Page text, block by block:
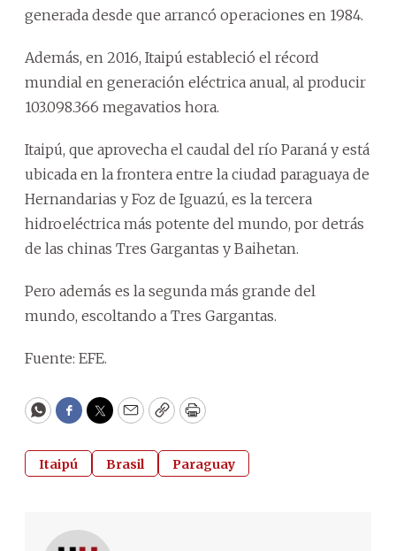
generada desde que arrancó operaciones en 1984.
Además, en 2016, Itaipú estableció el récord
mundial en generación eléctrica anual, al producir
103.098.366 megavatios hora.
Itaipú, que aprovecha el caudal del río Paraná y está
ubicada en la frontera entre la ciudad paraguaya de
Hernandarias y Foz de Iguazú, es la tercera
hidroeléctrica más potente del mundo, por detrás
de las chinas Tres Gargantas y Baihetan.
Pero además es la segunda más grande del
mundo, escoltando a Tres Gargantas.
Fuente: EFE.
WhatsApp
Facebook
Twitter
EmailCopyPrint
Itaipú Brasil Paraguay